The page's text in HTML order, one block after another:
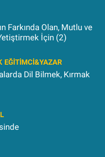
Farkında Olan, Mutlu ve
İçin (2)
EĞITIMCI&YAZAR
Dil Bilmek, Kırmak